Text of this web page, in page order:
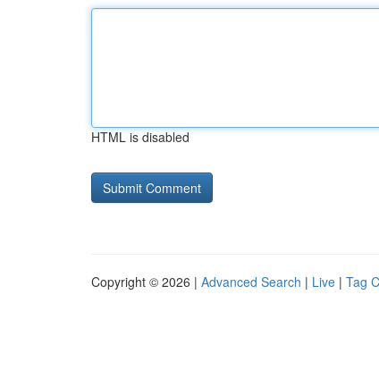
HTML is disabled
Copyright © 2026 | Advanced Search | Live | Tag